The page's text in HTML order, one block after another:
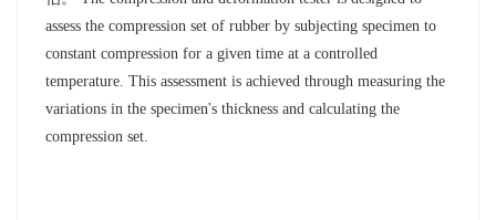
assess the compression set of rubber by subjecting specimen to
constant compression for a given time at a controlled
temperature. This assessment is achieved through measuring the
variations in the specimen's thickness and calculating the
compression set.